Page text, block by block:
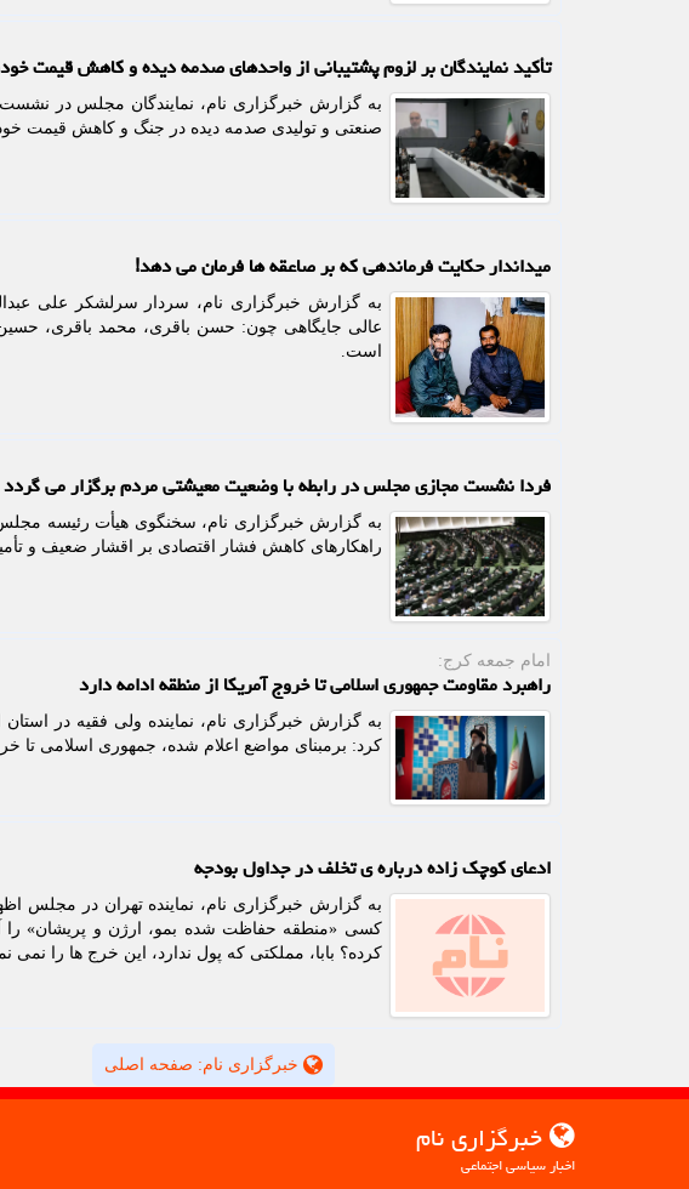
تأکید نمایندگان بر لزوم پشتیبانی از واحدهای صدمه دیده و کاهش قیمت
به گزارش خبرگزاری نام، نمایندگان مجلس در
صنعتی و تولیدی صدمه دیده در جنگ و کاهش قیمت
میداندار حکایت فرماندهی که بر صاعقه ها فرمان می دهد!
به گزارش خبرگزاری نام، سردار سرلشکر علی
عالی جایگاهی چون: حسن باقری، محمد باقری،
است.
فردا نشست مجازی مجلس در رابطه با وضعیت معیشتی مردم برگزار می گردد
به گزارش خبرگزاری نام، سخنگوی هیأت رئیسه
راهکارهای کاهش فشار اقتصادی بر اقشار ضعیف و
امام جمعه كرج:
راهبرد مقاومت جمهوری اسلامی تا خروج آمریکا از منطقه ادامه دارد
به گزارش خبرگزاری نام، نماینده ولی فقیه در
کرد: برمبنای مواضع اعلام شده، جمهوری اسلامی تا
ادعای کوچک زاده درباره ی تخلف در جداول بودجه
به گزارش خبرگزاری نام، نماینده تهران در
کسی «منطقه حفاظت شده بمو، ارژن و پریشان» را
کرده؟ بابا، مملکتی که پول ندارد، این خرج ها را نمی
خبرگزاری نام: صفحه اصلی
خبرگزاری نام
اخبار سیاسی اجتماعی